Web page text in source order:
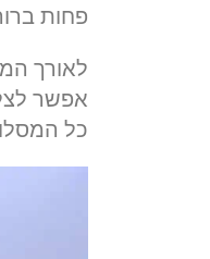
פחות
לאורך
אפשר
כל